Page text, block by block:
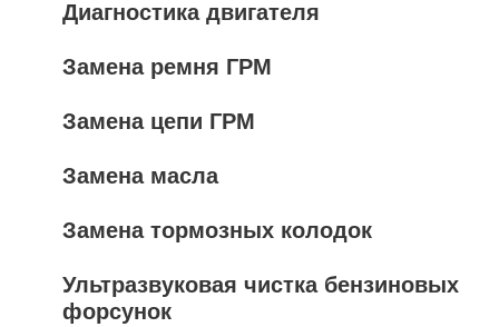
Диагностика двигателя
Замена ремня ГРМ
Замена цепи ГРМ
Замена масла
Замена тормозных колодок
Ультразвуковая чистка бензиновых
форсунок